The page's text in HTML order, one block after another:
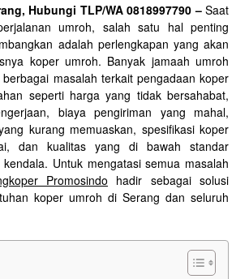
Hubungi TLP/WA 0818997790 – Saat
umroh, salah satu hal penting
adalah perlengkapan yang akan
koper umroh. Banyak jamaah umroh
masalah terkait pengadaan koper
seperti harga yang tidak bersahabat,
biaya pengiriman yang mahal,
kurang memuaskan, spesifikasi koper
dan kualitas yang di bawah standar
Untuk mengatasi semua masalah
Promosindo hadir sebagai solusi
koper umroh di Serang dan seluruh